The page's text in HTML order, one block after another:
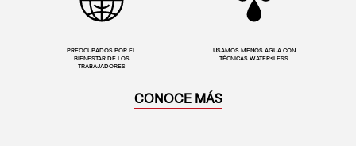
PREOCUPADOS POR EL
BIENESTAR DE LOS
TRABAJADORES
USAMOS MENOS AGUA CON
TÉCNICAS WATER<LESS
CONOCE MÁS